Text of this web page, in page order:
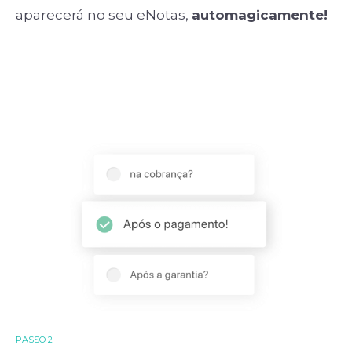
aparecerá no seu eNotas, automagicamente!
PASSO 2